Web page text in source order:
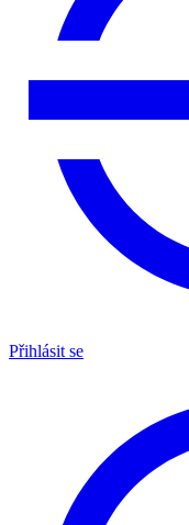
Přihlásit se